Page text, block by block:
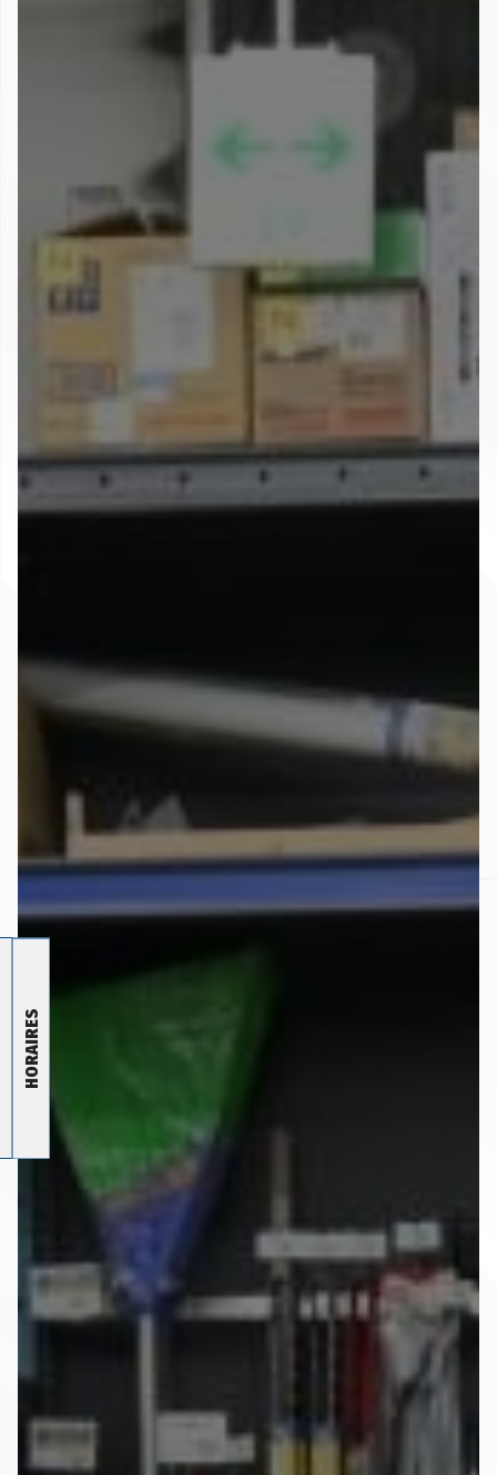
HORAIRES